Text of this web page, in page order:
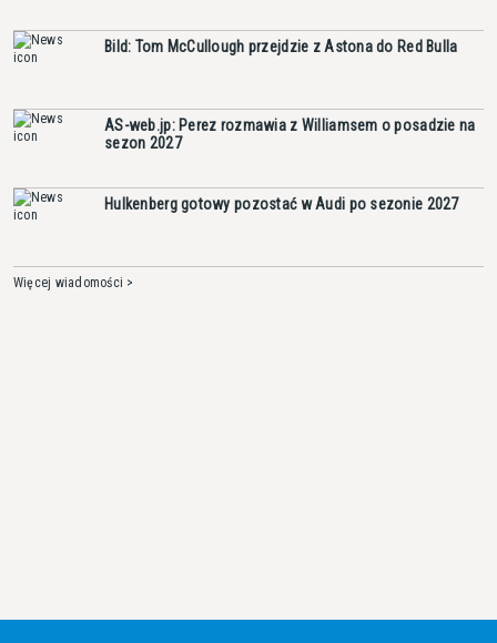
Bild: Tom McCullough przejdzie z Astona do Red Bulla
AS-web.jp: Perez rozmawia z Williamsem o posadzie na
sezon 2027
Hulkenberg gotowy pozostać w Audi po sezonie 2027
Więcej wiadomości >